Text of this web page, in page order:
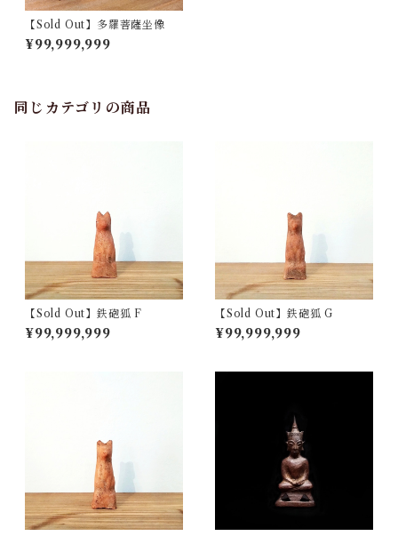
【Sold Out】多羅菩薩坐像
¥99,999,999
同じカテゴリの商品
【Sold Out】鉄砲狐 F
¥99,999,999
【Sold Out】鉄砲狐 G
¥99,999,999